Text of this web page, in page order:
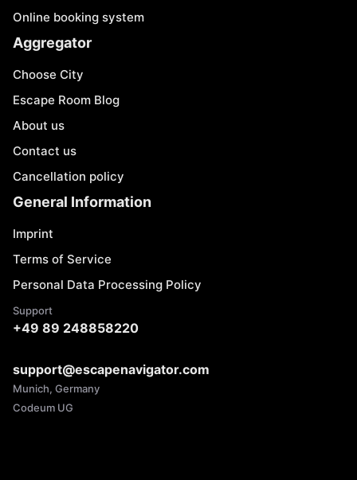
Online booking system
Aggregator
Choose City
Escape Room Blog
About us
Contact us
Cancellation policy
General Information
Imprint
Terms of Service
Personal Data Processing Policy
Support
+49 89 248858220
support@escapenavigator.com
Munich, Germany
Codeum UG